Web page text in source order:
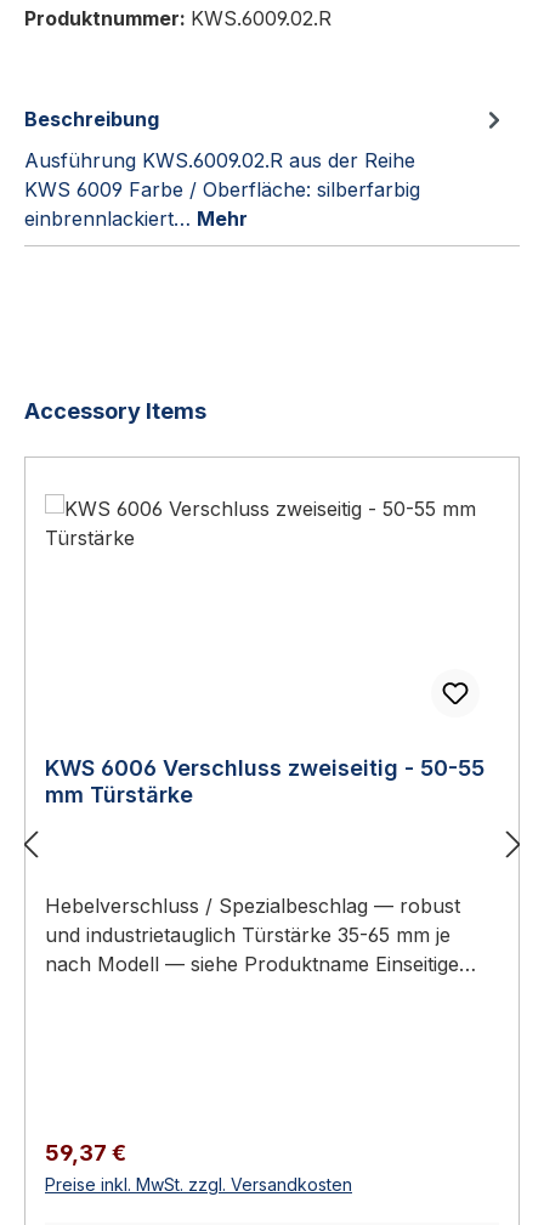
Produktnummer: KWS.6009.02.R
Beschreibung
Ausführung KWS.6009.02.R aus der Reihe
KWS 6009 Farbe / Oberfläche: silberfarbig
einbrennlackiert… Mehr
Produktgalerie überspringen
Accessory Items
KWS 6006 Verschluss zweiseitig - 50-55
mm Türstärke
Hebelverschluss / Spezialbeschlag — robust
und industrietauglich Türstärke 35-65 mm je
nach Modell — siehe Produktname Einseitige
robuste Verschluss-Lösungen für
Anwendungen, bei denen Standardschlösser
nicht passen: Hebelverschlüsse für
Regulärer Preis:
59,37 €
Preise inkl. MwSt. zzgl. Versandkosten